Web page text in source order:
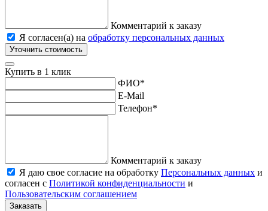
Комментарий к заказу
Я согласен(а) на обработку персональных данных
Уточнить стоимость
Купить в 1 клик
ФИО*
E-Mail
Телефон*
Комментарий к заказу
Я даю свое согласие на обработку Персональных данных и
согласен с Политикой конфиденциальности и
Пользовательским соглашением
Заказать